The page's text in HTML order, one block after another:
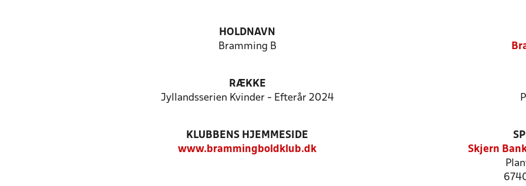
HOLDNAVN
Bramming B
RÆKKE
Jyllandsserien Kvinder - Efterår 2024
KLUBBENS HJEMMESIDE
www.brammingboldklub.dk
Skjern